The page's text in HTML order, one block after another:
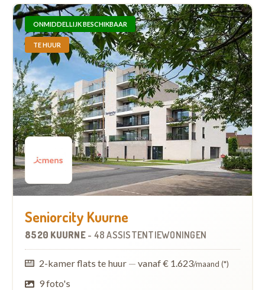
ONMIDDELLIJK BESCHIKBAAR
TE HUUR
Seniorcity Kuurne
8520 KUURNE - 48 ASSISTENTIEWONINGEN
2-kamer flats te huur — vanaf € 1.623/maand (*)
9 foto's